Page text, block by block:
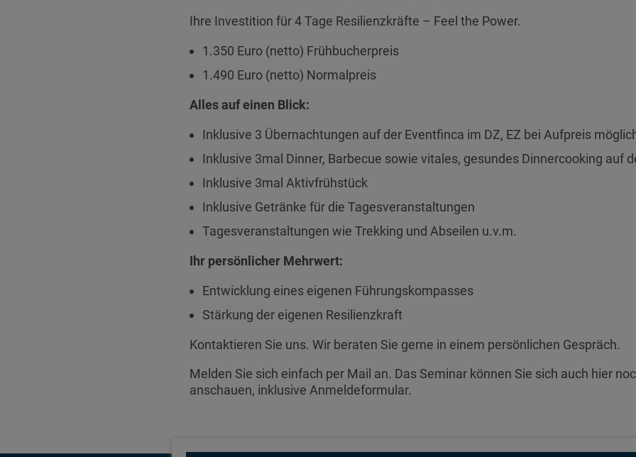
Ihre Investition für 4 Tage Resilienzkräfte – Feel the Power.
1.350 Euro (netto) Frühbucherpreis
1.490 Euro (netto) Normalpreis
Alles auf einen Blick:
Inklusive 3 Übernachtungen auf der Eventfinca im DZ, EZ bei Aufpreis
Inklusive 3mal Dinner, Barbecue sowie vitales, gesundes Dinnercooking auf
Inklusive 3mal Aktivfrühstück
Inklusive Getränke für die Tagesveranstaltungen
Tagesveranstaltungen wie Trekking und Abseilen u.v.m.
Ihr persönlicher Mehrwert:
Entwicklung eines eigenen Führungskompasses
Stärkung der eigenen Resilienzkraft
Kontaktieren Sie uns. Wir beraten Sie gerne in einem persönlichen Gespräch.
Melden Sie sich einfach per Mail an. Das Seminar können Sie sich auch hier
anschauen, inklusive Anmeldeformular.